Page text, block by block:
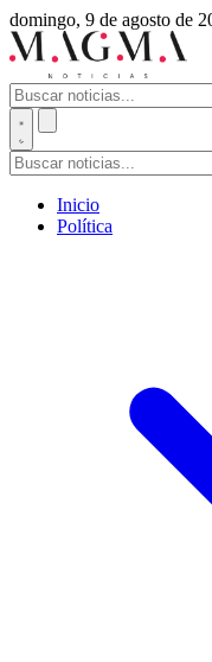
domingo, 9 de agosto de
Inicio
Política